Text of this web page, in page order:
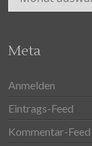
Meta
Anmelden
Eintrags-Feed
Kommentar-Feed